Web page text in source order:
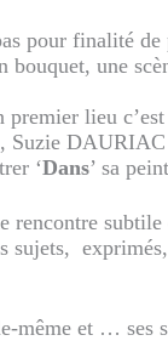
pour finalité de
bouquet, une
premier lieu
Suzie
‘Dans’ sa
rencontre
sujets,
même et … ses